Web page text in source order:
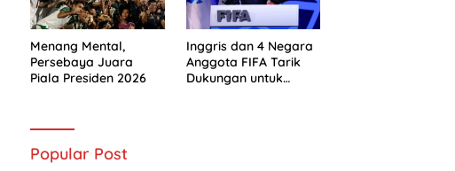
Menang Mental,
Persebaya Juara
Piala Presiden 2026
Inggris dan 4 Negara
Anggota FIFA Tarik
Dukungan untuk
Popular Post